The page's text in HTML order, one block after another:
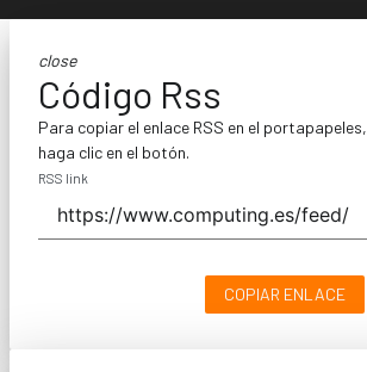
close
Código Rss
Para copiar el enlace RSS en el portapapeles,
haga clic en el botón.
RSS link
COPIAR ENLACE